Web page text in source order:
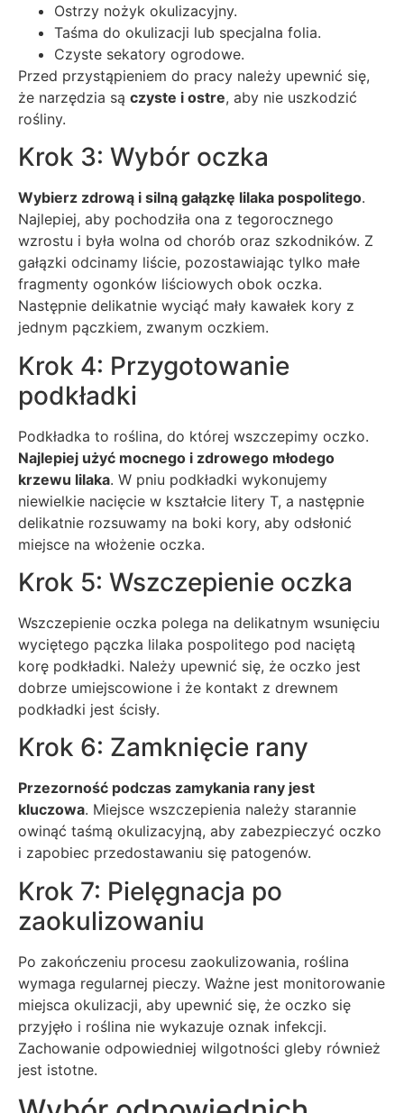
Ostrzy nożyk okulizacyjny.
Taśma do okulizacji lub specjalna folia.
Czyste sekatory ogrodowe.
Przed przystąpieniem do pracy należy upewnić się,
że narzędzia są czyste i ostre, aby nie uszkodzić
rośliny.
Krok 3: Wybór oczka
Wybierz zdrową i silną gałązkę lilaka pospolitego.
Najlepiej, aby pochodziła ona z tegorocznego
wzrostu i była wolna od chorób oraz szkodników. Z
gałązki odcinamy liście, pozostawiając tylko małe
fragmenty ogonków liściowych obok oczka.
Następnie delikatnie wyciąć mały kawałek kory z
jednym pączkiem, zwanym oczkiem.
Krok 4: Przygotowanie
podkładki
Podkładka to roślina, do której wszczepimy oczko.
Najlepiej użyć mocnego i zdrowego młodego
krzewu lilaka. W pniu podkładki wykonujemy
niewielkie nacięcie w kształcie litery T, a następnie
delikatnie rozsuwamy na boki kory, aby odsłonić
miejsce na włożenie oczka.
Krok 5: Wszczepienie oczka
Wszczepienie oczka polega na delikatnym wsunięciu
wyciętego pączka lilaka pospolitego pod naciętą
korę podkładki. Należy upewnić się, że oczko jest
dobrze umiejscowione i że kontakt z drewnem
podkładki jest ścisły.
Krok 6: Zamknięcie rany
Przezorność podczas zamykania rany jest
kluczowa. Miejsce wszczepienia należy starannie
owinąć taśmą okulizacyjną, aby zabezpieczyć oczko
i zapobiec przedostawaniu się patogenów.
Krok 7: Pielęgnacja po
zaokulizowaniu
Po zakończeniu procesu zaokulizowania, roślina
wymaga regularnej pieczy. Ważne jest monitorowanie
miejsca okulizacji, aby upewnić się, że oczko się
przyjęło i roślina nie wykazuje oznak infekcji.
Zachowanie odpowiedniej wilgotności gleby również
jest istotne.